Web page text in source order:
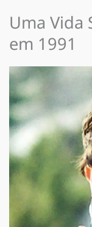
Uma Vida
em 1991